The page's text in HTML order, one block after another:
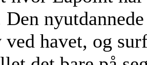
Den
havet, og